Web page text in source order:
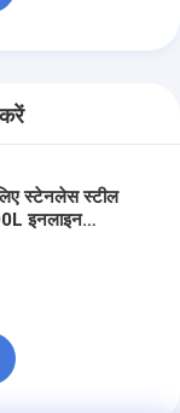
करें
स्टेनलेस स्टील
इनलाइन